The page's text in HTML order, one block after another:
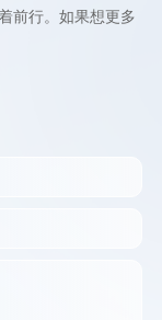
前行。如果想更多